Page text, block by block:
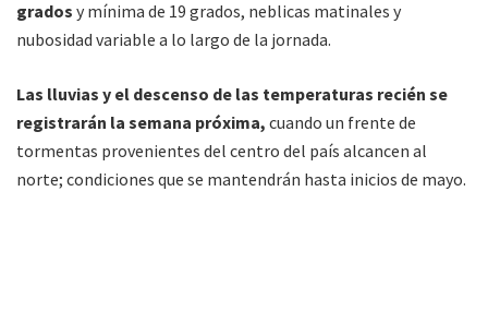
grados y mínima de 19 grados, neblicas matinales y
nubosidad variable a lo largo de la jornada.
Las lluvias y el descenso de las temperaturas recién se
registrarán la semana próxima, cuando un frente de
tormentas provenientes del centro del país alcancen al
norte; condiciones que se mantendrán hasta inicios de mayo.